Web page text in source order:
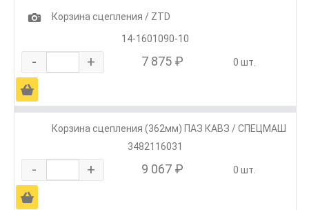
1
Корзина сцепления / ZTD
14-1601090-10
- + 7 875 ₽ 0 шт.
Ä
Корзина сцепления (362мм) ПАЗ КАВЗ / СПЕЦМАШ
3482116031
- + 9 067 ₽ 0 шт.
Ä